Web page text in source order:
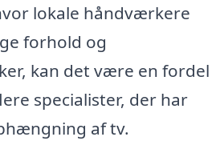
lokale håndværkere
forhold og
kan det være en fordel
specialister, der har
af tv.